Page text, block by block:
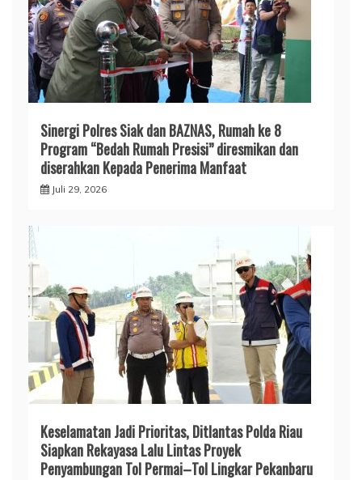
Sinergi Polres Siak dan BAZNAS, Rumah ke 8
Program “Bedah Rumah Presisi” diresmikan dan
diserahkan Kepada Penerima Manfaat
Juli 29, 2026
Keselamatan Jadi Prioritas, Ditlantas Polda Riau
Siapkan Rekayasa Lalu Lintas Proyek
Penyambungan Tol Permai–Tol Lingkar Pekanbaru